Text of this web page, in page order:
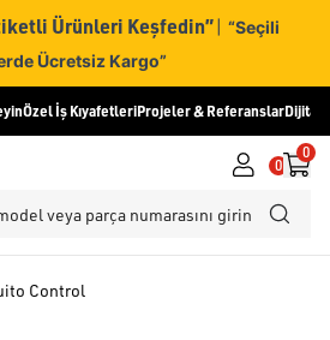
Ürünleri Keşfedin” | “Seçili
Ücretsiz Kargo”
Özel İş KıyafetleriProjeler & ReferanslarDijital
0
0
Control